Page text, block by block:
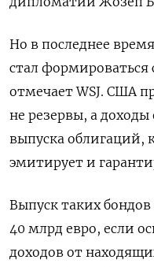
Но в последнее
стал
отмечает WSJ. США
не резервы, а доходы
выпуска облигаций,
эмитирует и
Выпуск таких
40 млрд евро, если
доходов от